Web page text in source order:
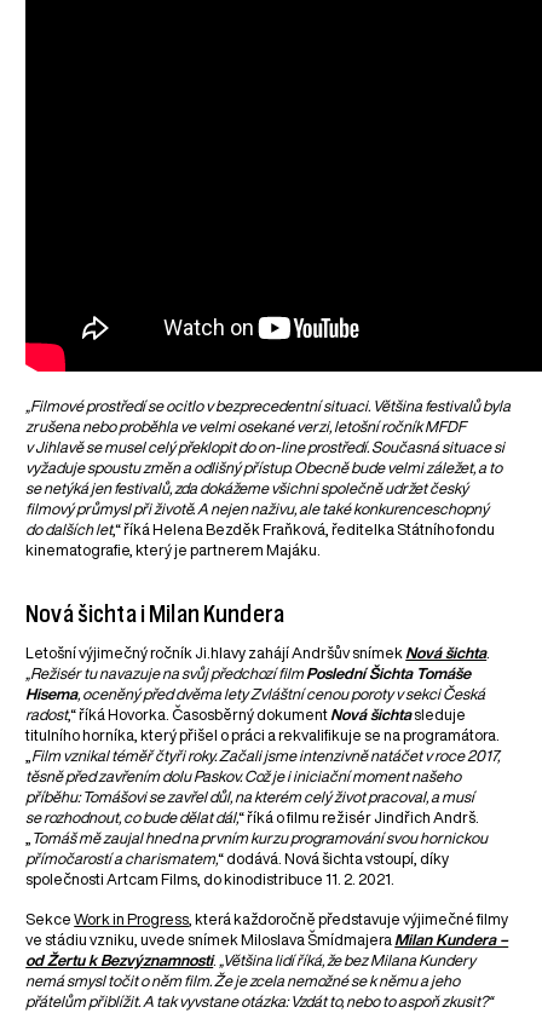
„Filmové prostředí se ocitlo v bezprecedentní situaci. Většina festivalů byla
zrušena nebo proběhla ve velmi osekané verzi, letošní ročník MFDF
v Jihlavě se musel celý překlopit do on-line prostředí. Současná situace si
vyžaduje spoustu změn a odlišný přístup. Obecně bude velmi záležet, a to
se netýká jen festivalů, zda dokážeme všichni společně udržet český
filmový průmysl při životě. A nejen naživu, ale také konkurenceschopný
do dalších let,“ říká Helena Bezděk Fraňková, ředitelka Státního fondu
kinematografie, který je partnerem Majáku.
Nová šichta i Milan Kundera
Letošní výjimečný ročník Ji.hlavy zahájí Andršův snímek Nová šichta.
„Režisér tu navazuje na svůj předchozí film Poslední Šichta Tomáše
Hisema, oceněný před dvěma lety Zvláštní cenou poroty v sekci Česká
radost,“ říká Hovorka. Časosběrný dokument Nová šichtasleduje
titulního horníka, který přišel o práci a rekvalifikuje se na programátora.
Film vznikal téměř čtyři roky. Začali jsme intenzivně natáčet v roce 2017,
těsně před zavřením dolu Paskov. Což je i iniciační moment našeho
příběhu: Tomášovi se zavřel důl, na kterém celý život pracoval, a musí
se rozhodnout, co bude dělat dál,“ říká o filmu režisér Jindřich Andrš.
Tomáš mě zaujal hned na prvním kurzu programování svou hornickou
přímočarostí a charismatem,“ dodává. Nová šichta vstoupí, díky
společnosti Artcam Films, do kinodistribuce 11. 2. 2021.
SekceWork in Progress , která každoročně představuje výjimečné filmy
ve stádiu vzniku, uvede snímek Miloslava Šmídmajera Milan Kundera –
od Žertu k Bezvýznamnosti. „Většina lidí říká, že bez Milana Kundery
nemá smysl točit o něm film. Že je zcela nemožné se k němu a jeho
přátelům přiblížit. A tak vyvstane otázka: Vzdát to, nebo to aspoň zkusit?“